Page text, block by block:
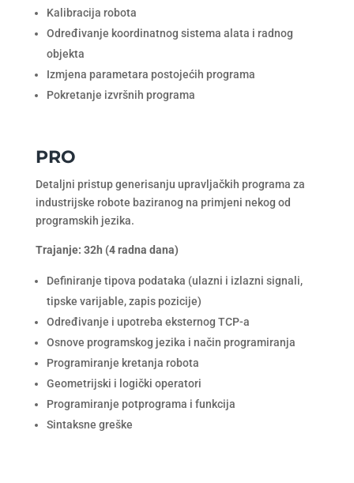
Kalibracija robota
Određivanje koordinatnog sistema alata i radnog
objekta
Izmjena parametara postojećih programa
Pokretanje izvršnih programa
PRO
Detaljni pristup generisanju upravljačkih programa za
industrijske robote baziranog na primjeni nekog od
programskih jezika.
Trajanje: 32h (4 radna dana)
Definiranje tipova podataka (ulazni i izlazni signali,
tipske varijable, zapis pozicije)
Određivanje i upotreba eksternog TCP-a
Osnove programskog jezika i način programiranja
Programiranje kretanja robota
Geometrijski i logički operatori
Programiranje potprograma i funkcija
Sintaksne greške